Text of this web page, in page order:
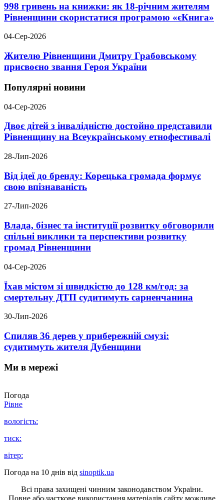
998 гривень на книжки: як 18-річним жителям
Рівненщини скористатися програмою «єКнига»
04-Сер-2026
Жителю Рівненщини Дмитру Грабовському
присвоєно звання Героя України
Популярні новини
04-Сер-2026
Двоє дітей з інвалідністю достойно представили
Рівненщину на Всеукраїнському етнофестивалі
28-Лип-2026
Від ідеї до бренду: Корецька громада формує
свою впізнаваність
27-Лип-2026
Влада, бізнес та інституції розвитку обговорили
спільні виклики та перспективи розвитку
громад Рівненщини
04-Сер-2026
Їхав містом зі швидкістю до 128 км/год: за
смертельну ДТП судитимуть сарненчанина
30-Лип-2026
Спиляв 36 дерев у прибережній смузі:
судитимуть жителя Дубенщини
Ми в мережі
Погода
Рівне
вологість:
тиск:
вітер:
Погода на 10 днів від sinoptik.ua
Всі права захищені чинним законодавством України.